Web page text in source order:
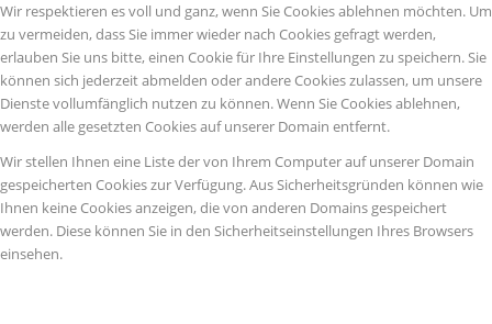
Wir respektieren es voll und ganz, wenn Sie Cookies ablehnen möchten. Um
zu vermeiden, dass Sie immer wieder nach Cookies gefragt werden,
erlauben Sie uns bitte, einen Cookie für Ihre Einstellungen zu speichern. Sie
können sich jederzeit abmelden oder andere Cookies zulassen, um unsere
Dienste vollumfänglich nutzen zu können. Wenn Sie Cookies ablehnen,
werden alle gesetzten Cookies auf unserer Domain entfernt.
Wir stellen Ihnen eine Liste der von Ihrem Computer auf unserer Domain
gespeicherten Cookies zur Verfügung. Aus Sicherheitsgründen können wie
Ihnen keine Cookies anzeigen, die von anderen Domains gespeichert
werden. Diese können Sie in den Sicherheitseinstellungen Ihres Browsers
einsehen.